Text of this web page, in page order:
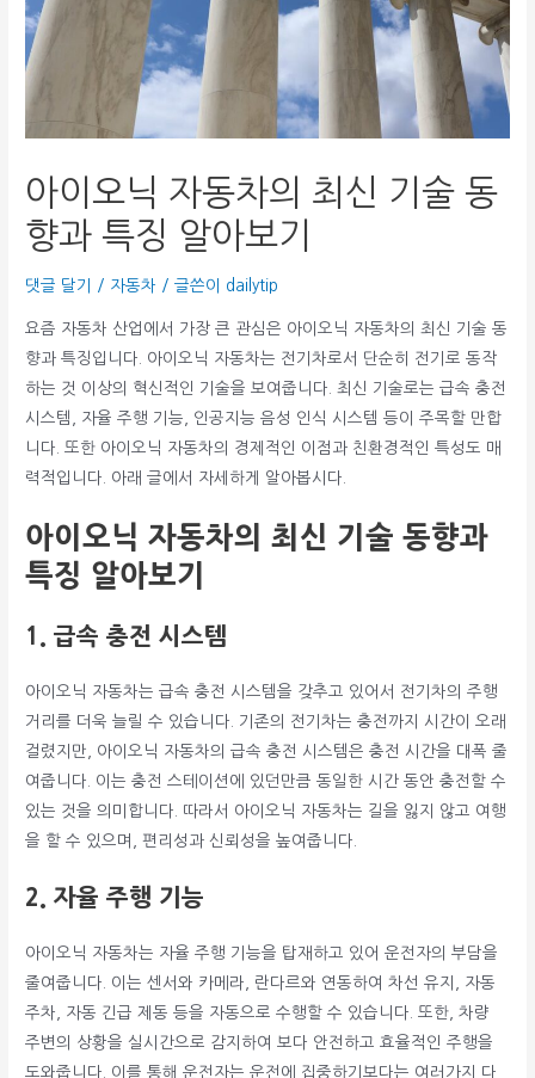
아이오닉 자동차의 최신 기술 동
향과 특징 알아보기
댓글 달기 / 자동차 / 글쓴이 dailytip
요즘 자동차 산업에서 가장 큰 관심은 아이오닉 자동차의 최신 기술 동
향과 특징입니다. 아이오닉 자동차는 전기차로서 단순히 전기로 동작
하는 것 이상의 혁신적인 기술을 보여줍니다. 최신 기술로는 급속 충전
시스템, 자율 주행 기능, 인공지능 음성 인식 시스템 등이 주목할 만합
니다. 또한 아이오닉 자동차의 경제적인 이점과 친환경적인 특성도 매
력적입니다. 아래 글에서 자세하게 알아봅시다.
아이오닉 자동차의 최신 기술 동향과
특징 알아보기
1. 급속 충전 시스템
아이오닉 자동차는 급속 충전 시스템을 갖추고 있어서 전기차의 주행
거리를 더욱 늘릴 수 있습니다. 기존의 전기차는 충전까지 시간이 오래
걸렸지만, 아이오닉 자동차의 급속 충전 시스템은 충전 시간을 대폭 줄
여줍니다. 이는 충전 스테이션에 있던만큼 동일한 시간 동안 충전할 수
있는 것을 의미합니다. 따라서 아이오닉 자동차는 길을 잃지 않고 여행
을 할 수 있으며, 편리성과 신뢰성을 높여줍니다.
2. 자율 주행 기능
아이오닉 자동차는 자율 주행 기능을 탑재하고 있어 운전자의 부담을
줄여줍니다. 이는 센서와 카메라, 란다르와 연동하여 차선 유지, 자동
주차, 자동 긴급 제동 등을 자동으로 수행할 수 있습니다. 또한, 차량
주변의 상황을 실시간으로 감지하여 보다 안전하고 효율적인 주행을
도와줍니다. 이를 통해 운전자는 운전에 집중하기보다는 여러가지 다